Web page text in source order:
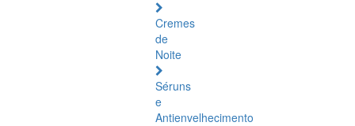
Cremes
de
Noite
Séruns
e
Antienvelhecimento